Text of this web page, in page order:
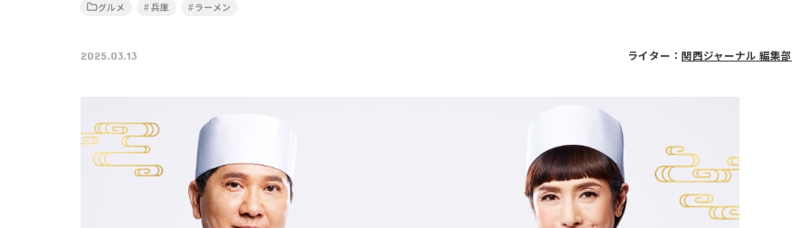
グルメ 兵庫 ラーメン
2025.03.13 ライター： 関西ジャーナル 編集部